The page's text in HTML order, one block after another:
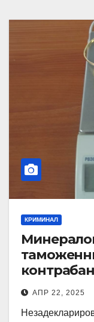
КРИМИНАЛ
изделий
АПР 22, 2025